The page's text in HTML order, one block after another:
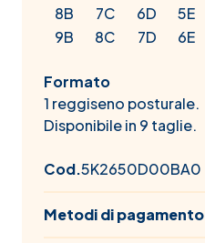
8B
7C 6D 5E
9B
8C 7D 6E
Formato
1 reggiseno posturale.
Disponibile in 9 taglie.
Cod.5K2650D00BA0
Metodi di pagamento